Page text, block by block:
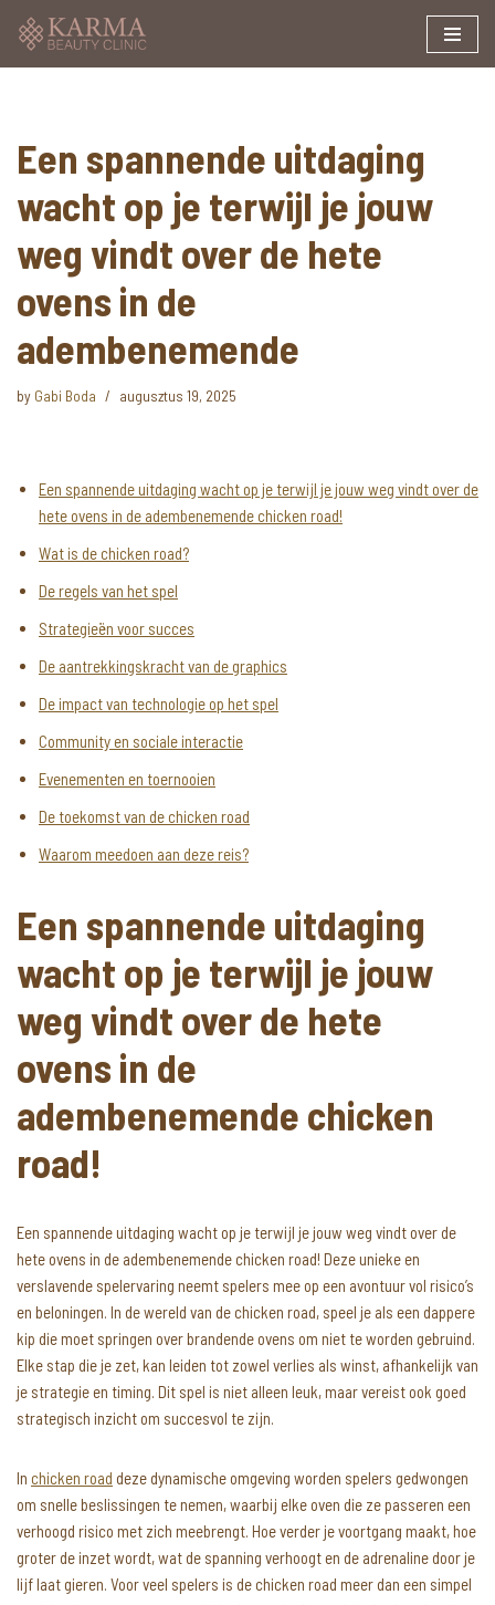
Een spannende uitdaging
wacht op je terwijl je jouw
weg vindt over de hete
ovens in de
adembenemende
by Gabi Boda augusztus 19, 2025
Een spannende uitdaging wacht op je terwijl je jouw weg vindt over de
hete ovens in de adembenemende chicken road!
Wat is de chicken road?
De regels van het spel
Strategieën voor succes
De aantrekkingskracht van de graphics
De impact van technologie op het spel
Community en sociale interactie
Evenementen en toernooien
De toekomst van de chicken road
Waarom meedoen aan deze reis?
Een spannende uitdaging
wacht op je terwijl je jouw
weg vindt over de hete
ovens in de
adembenemende chicken
road!
Een spannende uitdaging wacht op je terwijl je jouw weg vindt over de
hete ovens in de adembenemende chicken road! Deze unieke en
verslavende spelervaring neemt spelers mee op een avontuur vol risico’s
en beloningen. In de wereld van de chicken road, speel je als een dappere
kip die moet springen over brandende ovens om niet te worden gebruind.
Elke stap die je zet, kan leiden tot zowel verlies als winst, afhankelijk van
je strategie en timing. Dit spel is niet alleen leuk, maar vereist ook goed
strategisch inzicht om succesvol te zijn.
In chicken road deze dynamische omgeving worden spelers gedwongen
om snelle beslissingen te nemen, waarbij elke oven die ze passeren een
verhoogd risico met zich meebrengt. Hoe verder je voortgang maakt, hoe
groter de inzet wordt, wat de spanning verhoogt en de adrenaline door je
lijf laat gieren. Voor veel spelers is de chicken road meer dan een simpel